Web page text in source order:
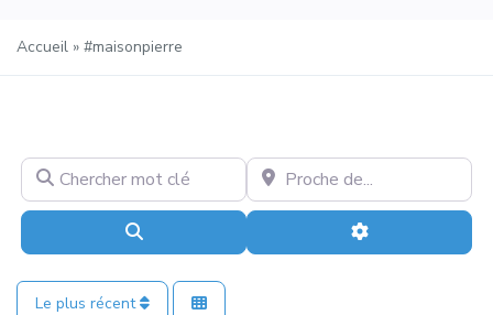
Accueil » #maisonpierre
Chercher mot clé Proche de…
Recherche Advanced
Le plus récent